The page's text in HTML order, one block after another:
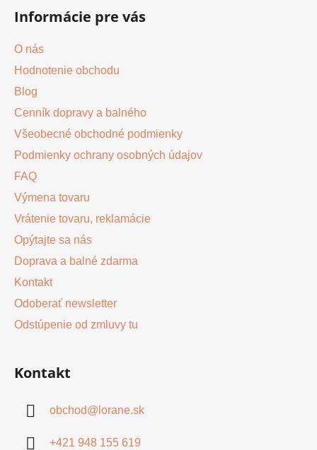
Informácie pre vás
O nás
Hodnotenie obchodu
Blog
Cenník dopravy a balného
Všeobecné obchodné podmienky
Podmienky ochrany osobných údajov
FAQ
Výmena tovaru
Vrátenie tovaru, reklamácie
Opýtajte sa nás
Doprava a balné zdarma
Kontakt
Odoberať newsletter
Odstúpenie od zmluvy tu
Kontakt
obchod@ lorane.sk
+421 948 155 619